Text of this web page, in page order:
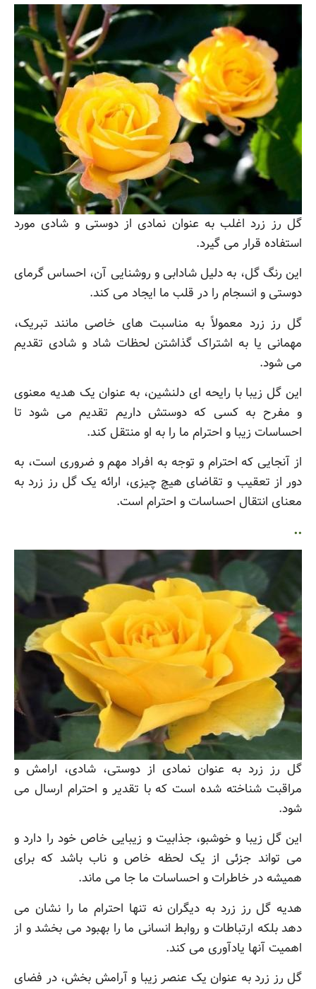
گل رز زرد اغلب به عنوان نمادی از دوستی و شادی مورد
استفاده قرار می گیرد.
این رنگ گل، به دلیل شادابی و روشنایی آن، احساس گرمای
دوستی و انسجام را در قلب ما ایجاد می کند.
گل رز زرد معمولاً به مناسبت های خاصی مانند تبریک،
مهمانی یا به اشتراک گذاشتن لحظات شاد و شادی تقدیم
می شود.
این گل زیبا با رایحه ای دلنشین، به عنوان یک هدیه معنوی
و مفرح به کسی که دوستش داریم تقدیم می شود تا
احساسات زیبا و احترام ما را به او منتقل کند.
از آنجایی که احترام و توجه به افراد مهم و ضروری است، به
دور از تعقیب و تقاضای هیچ چیزی، ارائه یک گل رز زرد به
معنای انتقال احساسات و احترام است.
..
گل رز زرد به عنوان نمادی از دوستی، شادی، ارامش و
مراقبت شناخته شده است که با تقدیر و احترام ارسال می
شود.
این گل زیبا و خوشبو، جذابیت و زیبایی خاص خود را دارد و
می تواند جزئی از یک لحظه خاص و ناب باشد که برای
همیشه در خاطرات و احساسات ما جا می ماند.
هدیه گل رز زرد به دیگران نه تنها احترام ما را نشان می
دهد بلکه ارتباطات و روابط انسانی ما را بهبود می بخشد و از
اهمیت آنها یادآوری می کند.
گل رز زرد به عنوان یک عنصر زیبا و آرامش بخش، در فضای